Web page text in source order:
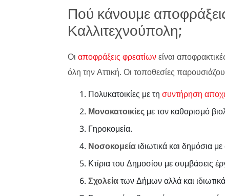
Πού κάνουμε
Καλλιτεχνούπολη;
Οι αποφράξεις φρεατίωνείναι
όλη την Αττική. Οι τοποθεσίες
Πολυκατοικίες με τη συντήρηση
Μονοκατοικίες με τον καθαρισμό
Γηροκομεία.
Νοσοκομεία ιδιωτικά και δημόσια
Κτίρια του Δημοσίου με συμβάσεις
Σχολείατων Δήμων αλλά και